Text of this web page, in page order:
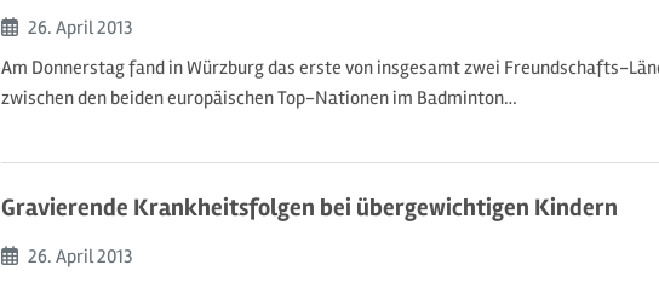
Beginn:
26. April2013
Am Donnerstag fand in Würzburg das erste von insgesamt zwei Freundschafts-
zwischen den beiden europäischen Top-Nationen im Badminton…
Gravierende Krankheitsfolgen bei übergewichtigen Kindern
Beginn:
26. April2013